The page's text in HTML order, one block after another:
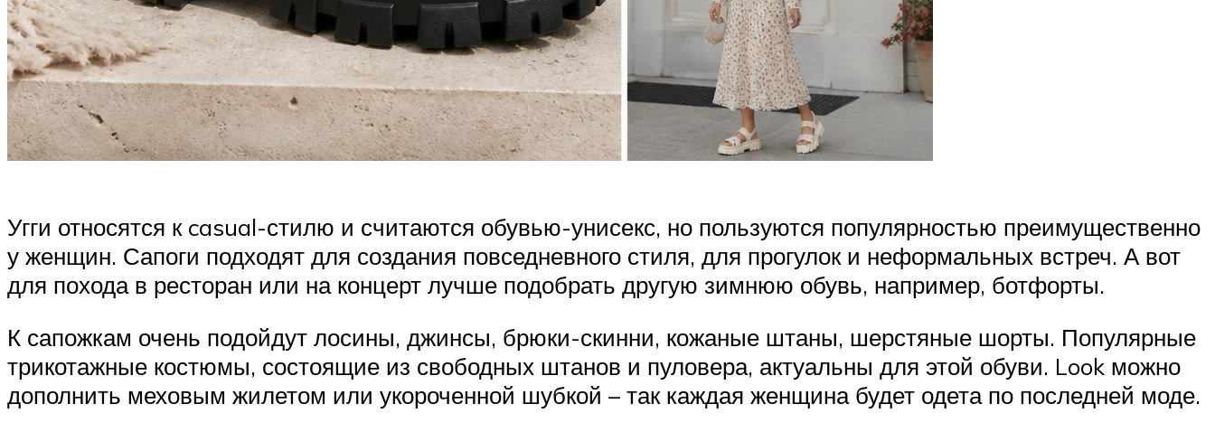
Угги относятся к casual-стилю и считаются обувью-унисекс, но пользуются популярностью преимущественно
у женщин. Сапоги подходят для создания повседневного стиля, для прогулок и неформальных встреч. А вот
для похода в ресторан или на концерт лучше подобрать другую зимнюю обувь, например, ботфорты.
К сапожкам очень подойдут лосины, джинсы, брюки-скинни, кожаные штаны, шерстяные шорты. Популярные
трикотажные костюмы, состоящие из свободных штанов и пуловера, актуальны для этой обуви. Look можно
дополнить меховым жилетом или укороченной шубкой – так каждая женщина будет одета по последней моде.